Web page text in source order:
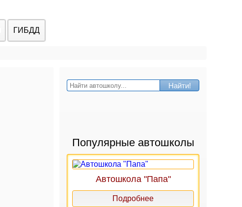
ГИБДД
Найти!
Популярные автошколы
Автошкола "Папа"
Подробнее